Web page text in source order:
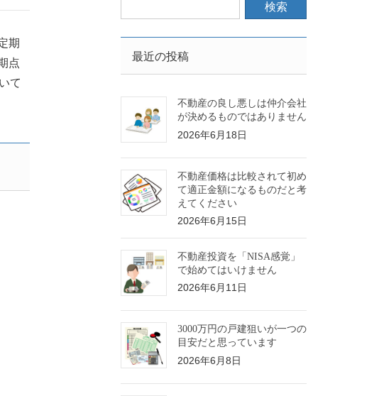
期
点
て
最近の投稿
不動産の良し悪しは仲介会社
が決めるものではありません
2026年6月18日
不動産価格は比較されて初め
て適正金額になるものだと考
えてください
2026年6月15日
不動産投資を「NISA感覚」
で始めてはいけません
2026年6月11日
3000万円の戸建狙いが一つの
目安だと思っています
2026年6月8日